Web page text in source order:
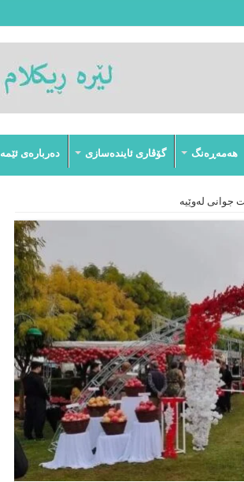
هەمەڕەنگ گۆڤارى ئایندەسازى دەربارەى ئێمە
جوانی لەوێیە